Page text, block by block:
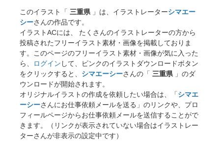
このイラスト「 三重県 」は、イラストレーターシマエー
シーさんの作品です。
イラストACには、 たくさんのイラストレーターの方から
投稿されたフリーイラスト素材・画像を掲載しておりま
す。このページのフリーイラスト素材・画像が気に入った
ら、
ログイン して、ピンクのイラストダウンロードボタン
をクリックすると、 シマエーシーさんの「 三重県 」のダ
ウンロードが開始されます。
オリジナルイラストの作成を依頼したい場合は、「シマエ
ーシーさんにお仕事依頼メールを送る」のリンクや、プロ
フィールページからお仕事依頼メールを送信することがで
きます。（リンクが表示されていない場合はイラストレー
ターさんが非表示の設定中です）